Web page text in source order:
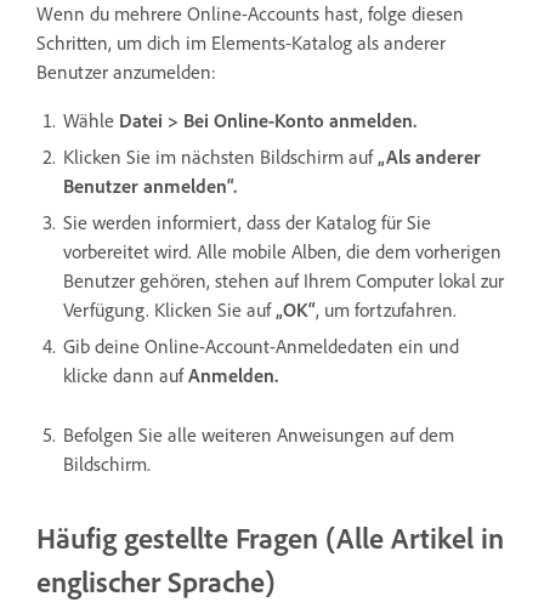
Wenn du mehrere Online-Accounts hast, folge diesen
Schritten, um dich im Elements-Katalog als anderer
Benutzer anzumelden:
Wähle Datei > Bei Online-Konto anmelden.
Klicken Sie im nächsten Bildschirm auf „Als anderer
Benutzer anmelden“.
Sie werden informiert, dass der Katalog für Sie
vorbereitet wird. Alle mobile Alben, die dem vorherigen
Benutzer gehören, stehen auf Ihrem Computer lokal zur
Verfügung. Klicken Sie auf „OK“, um fortzufahren.
Gib deine Online-Account-Anmeldedaten ein und
klicke dann aufAnmelden.
Befolgen Sie alle weiteren Anweisungen auf dem
Bildschirm.
Häufig gestellte Fragen (Alle Artikel in
englischer Sprache)